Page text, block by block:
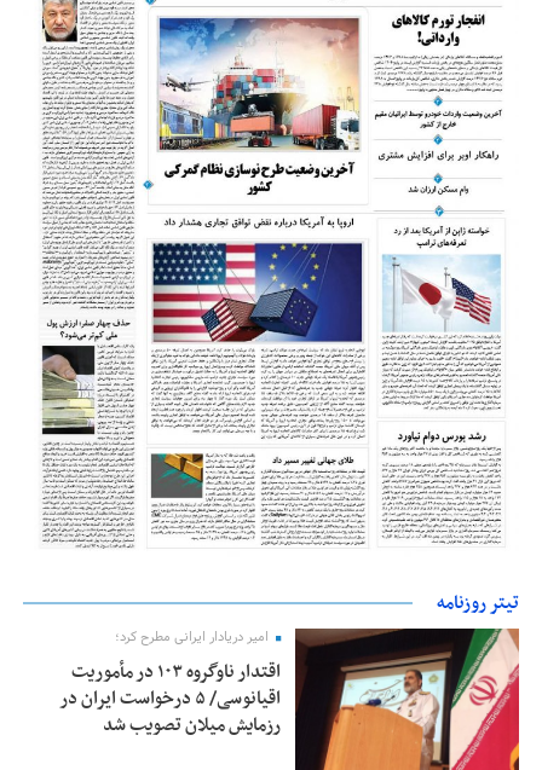
تیتر روزنامه
امیر دریادار ایرانی مطرح کرد؛
اقتدار ناوگروه ۱۰۳ در مأموریت‌
اقیانوسی/ ۵ درخواست ایران در
رزمایش میلان تصویب شد